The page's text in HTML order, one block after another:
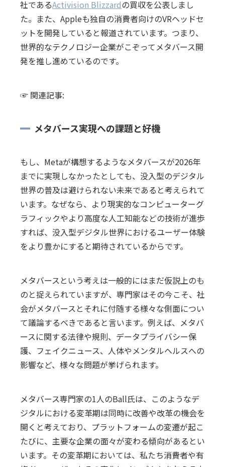
社であるActivision Blizzardの買収を公表しまし
た。また、Appleも独自の消費者向けのVRヘッドセ
ットを開発していると報道されています。つまり、
世界的なテクノロジー企業がこぞってメタバース開
発を推し進めているのです。
☞ 関連記事:
メタバース実現への課題と好機
もし、Metaが構想するようなメタバースが2026年
までに実現しなかったとしても、没入型のデジタル
世界の普及は避けられない未来であると考えられて
います。なぜなら、より現実的なコンピューターグ
ラフィックやより高度な人工知能などの技術が進歩
すれば、没入型デジタル世界におけるユーザー体験
をより豊かにすると期待されているからです。
メタバースという考えは一般的にはまだ仮説上のも
のと捉えられていますが、専門家はその今こそ、社
会がメタバースとそれに付随する様々な側面につい
て議論するべきであると言います。例えば、メタバ
ースに関する法律や規則、データプライバシー保
護、フェイクニュース、人体やメンタルヘルスへの
影響など、様々な問題が挙げられます。
メタバース専門家の1人のBall氏は、このようなデ
ジタルにおける変革期は同時に改善や改革の機会を
開くと考えており、プラットフォームの変遷が起こ
たびに、主要な企業の面々が変わる傾向があるとい
います。その変革期においては、私たち消費者や有